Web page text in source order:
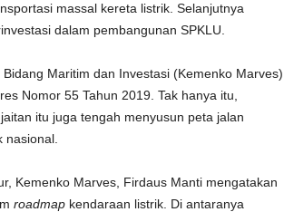
massal kereta listrik. Selanjutnya
dalam pembangunan SPKLU.
Maritim dan Investasi (Kemenko Marves)
Nomor 55 Tahun 2019. Tak hanya itu,
itu juga tengah menyusun peta jalan
Kemenko Marves, Firdaus Manti mengatakan
roadmapkendaraan listrik. Di antaranya